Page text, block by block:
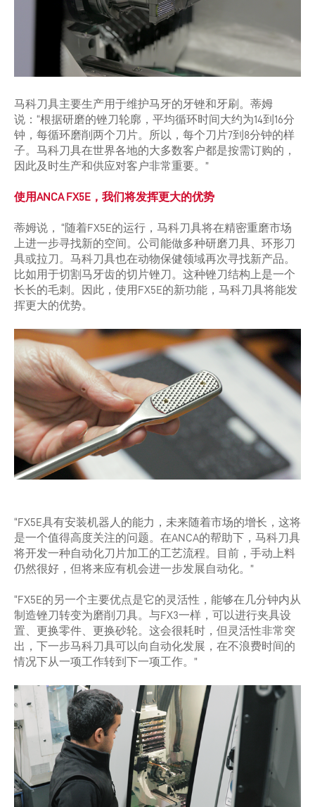
马科刀具主要生产用于维护马牙的牙锉和牙刷。蒂姆
说：“根据研磨的锉刀轮廓，平均循环时间大约为14到16分
钟，每循环磨削两个刀片。所以，每个刀片7到8分钟的样
子。马科刀具在世界各地的大多数客户都是按需订购的，
因此及时生产和供应对客户非常重要。”
使用ANCA FX5E ，我们将发挥更大的优势
蒂姆说， “随着FX5E的运行，马科刀具将在精密重磨市场
上进一步寻找新的空间。公司能做多种研磨刀具、环形刀
具或拉刀。马科刀具也在动物保健领域再次寻找新产品。
比如用于切割马牙齿的切片锉刀。这种锉刀结构上是一个
长长的毛刺。因此，使用FX5E的新功能，马科刀具将能发
挥更大的优势。
“FX5E具有安装机器人的能力，未来随着市场的增长，这将
是一个值得高度关注的问题。在ANCA的帮助下，马科刀具
将开发一种自动化刀片加工的工艺流程。目前，手动上料
仍然很好，但将来应有机会进一步发展自动化。”
“FX5E的另一个主要优点是它的灵活性，能够在几分钟内从
制造锉刀转变为磨削刀具。与FX3一样，可以进行夹具设
置、更换零件、更换砂轮。这会很耗时，但灵活性非常突
出，下一步马科刀具可以向自动化发展，在不浪费时间的
情况下从一项工作转到下一项工作。”